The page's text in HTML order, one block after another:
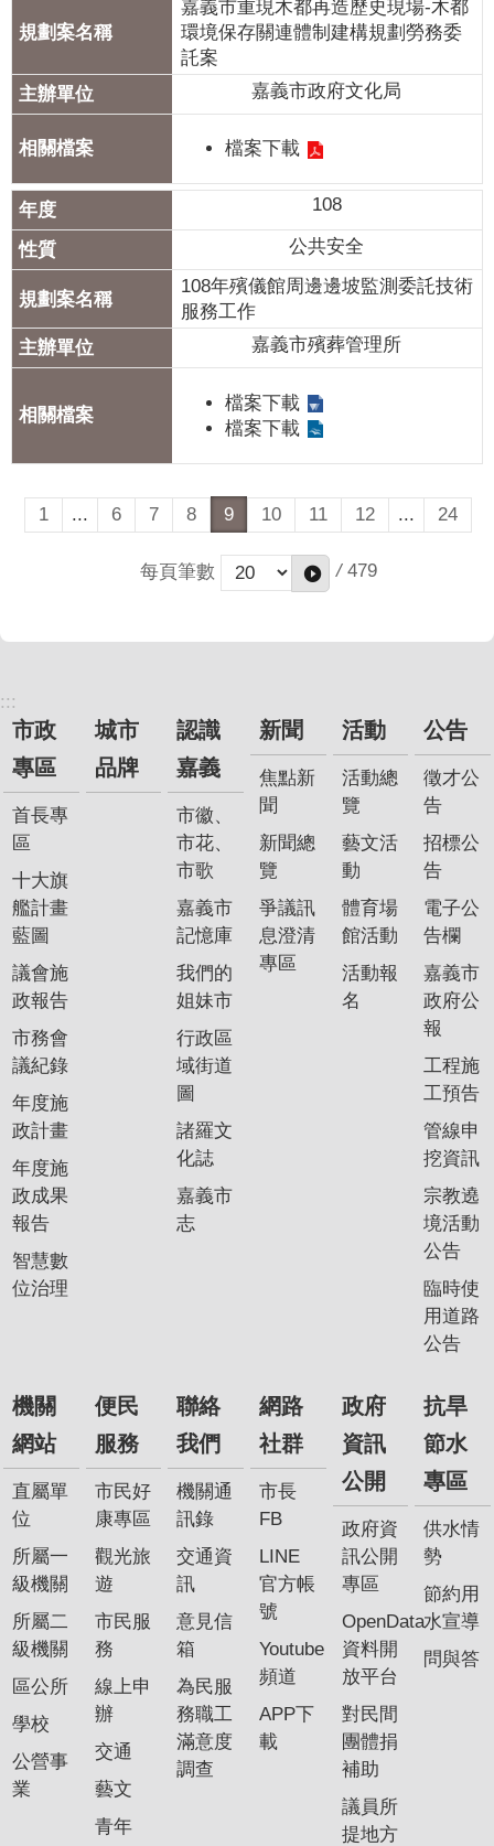
嘉義市重現木都再造歷史現場-木都
環境保存關連體制建構規劃勞務委
託案
嘉義市政府文化局
檔案下載
108
公共安全
108年殯儀館周邊邊坡監測委託技術
服務工作
嘉義市殯葬管理所
檔案下載
檔案下載
1 ... 6 7 8 9 10 11 12 ... 24
每頁筆數 / 479
:::
市政
專區
首長專
區
十大旗
艦計畫
藍圖
議會施
政報告
市務會
議紀錄
年度施
政計畫
年度施
政成果
報告
智慧數
位治理
城市
品牌
認識
嘉義
市徽、
市花、
市歌
嘉義市
記憶庫
我們的
姐妹市
行政區
域街道
圖
諸羅文
化誌
嘉義市
志
新聞
焦點新
聞
新聞總
覽
爭議訊
息澄清
專區
活動
活動總
覽
藝文活
動
體育場
館活動
活動報
名
公告
徵才公
告
招標公
告
電子公
告欄
嘉義市
政府公
報
工程施
工預告
管線申
挖資訊
宗教遶
境活動
公告
臨時使
用道路
公告
機關
網站
直屬單
位
所屬一
級機關
所屬二
級機關
區公所
學校
公營事
業
便民
服務
市民好
康專區
觀光旅
遊
市民服
務
線上申
辦
交通
藝文
青年
聯絡
我們
機關通
訊錄
交通資
訊
意見信
箱
為民服
務職工
滿意度
調查
網路
社群
市長
FB
LINE
官方帳
號
Youtube
頻道
APP下
載
政府
資訊
公開
政府資
訊公開
專區
OpenData
資料開
放平台
對民間
團體捐
補助
議員所
提地方
抗旱
節水
專區
供水情
勢
節約用
水宣導
問與答